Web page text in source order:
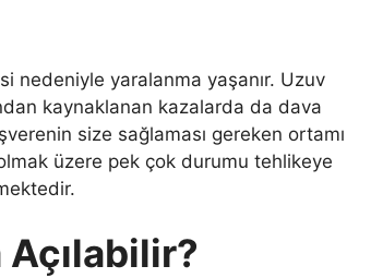
nedeniyle yaralanma yaşanır. Uzuv
kaynaklanan kazalarda da dava
size sağlaması gereken ortamı
üzere pek çok durumu tehlikeye